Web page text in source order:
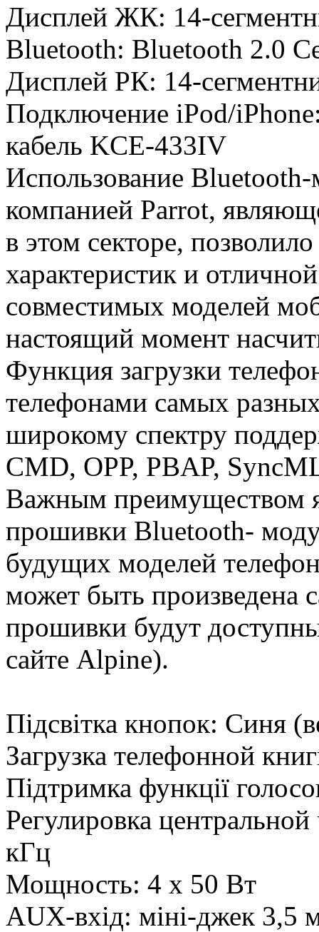
Дисплей ЖК: 14-
Bluetooth: Bluetooth 2.0
Дисплей РК: 14-
Подключение iPod/
кабель KCE-433IV
Использование Bluetooth-
компанией Parrot,
в этом секторе,
характеристик и
совместимых моделей
настоящий момент
Функция загрузки
телефонами самых
широкому спектру
CMD, OPP, PBAP,
Важным преимуществом
прошивки Bluetooth-
будущих моделей
может быть произведена
прошивки будут
сайте Alpine).
Підсвітка кнопок: Синя
Загрузка телефонной
Підтримка функції
Регулировка
кГц
Мощность: 4 х 50 Вт
AUX-вхід: міні-джек 3,5